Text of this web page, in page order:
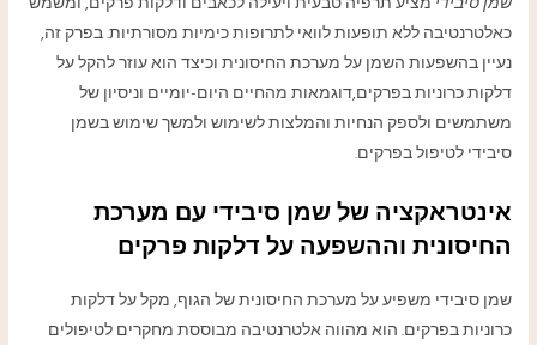
כאלטרנטיבה ללא תופעות לוואי לתרופות כימיות מסורתיות. בפרק זה,
נעיין בהשפעות השמן על מערכת החיסונית וכיצד הוא עוזר להקל על
דלקות כרוניות בפרקים,דוגמאות מהחיים היום-יומיים וניסיון של
משתמשים ולספק הנחיות והמלצות לשימוש ולמשך שימוש בשמן
סיבידי לטיפול בפרקים.
אינטראקציה של שמן סיבידי עם מערכת
החיסונית וההשפעה על דלקות פרקים
שמן סיבידי משפיע על מערכת החיסונית של הגוף, מקל על דלקות
כרוניות בפרקים. הוא מהווה אלטרנטיבה מבוססת מחקרים לטיפולים